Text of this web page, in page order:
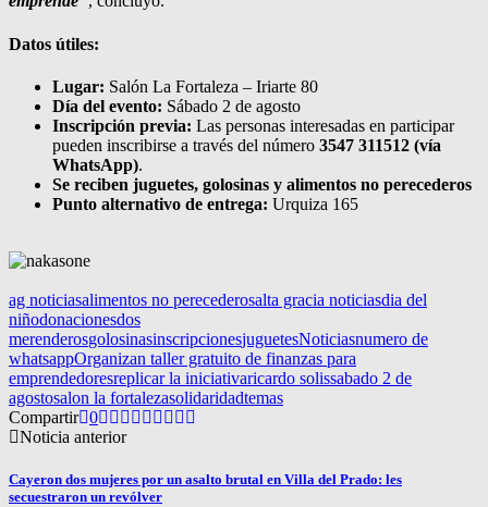
Datos útiles:
Lugar: Salón La Fortaleza – Iriarte 80
Día del evento: Sábado 2 de agosto
Inscripción previa: Las personas interesadas en participar
pueden inscribirse a través del número 3547 311512 (vía
WhatsApp).
Se reciben juguetes, golosinas y alimentos no perecederos
Punto alternativo de entrega: Urquiza 165
ag noticiasalimentos no perecederosalta gracia noticiasdia del
niñodonacionesdos
merenderosgolosinasinscripcionesjuguetesNoticiasnumero de
whatsappOrganizan taller gratuito de finanzas para
emprendedoresreplicar la iniciativaricardo solissabado 2 de
agostosalon la fortalezasolidaridadtemas
Compartir 0
Noticia anterior
Cayeron dos mujeres por un asalto brutal en Villa del Prado: les
secuestraron un revólver